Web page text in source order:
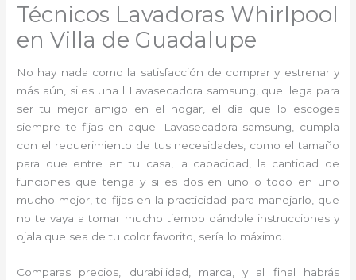
Técnicos Lavadoras Whirlpool
en Villa de Guadalupe
No hay nada como la satisfacción de comprar y estrenar y
más aún, si es una l Lavasecadora samsung, que llega para
ser tu mejor amigo en el hogar, el día que lo escoges
siempre te fijas en aquel Lavasecadora samsung, cumpla
con el requerimiento de tus necesidades, como el tamaño
para que entre en tu casa, la capacidad, la cantidad de
funciones que tenga y si es dos en uno o todo en uno
mucho mejor, te fijas en la practicidad para manejarlo, que
no te vaya a tomar mucho tiempo dándole instrucciones y
ojala que sea de tu color favorito, sería lo máximo.
Comparas precios, durabilidad, marca, y al final habrás